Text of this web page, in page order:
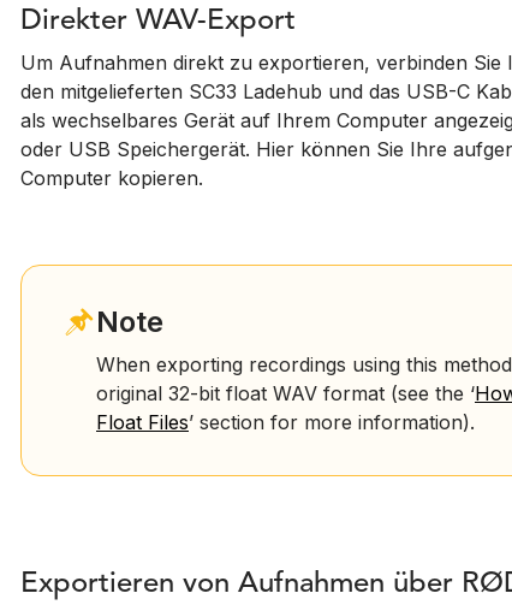
Direkter WAV-Export
Um Aufnahmen direkt zu exportieren, verbinden
den mitgelieferten SC33 Ladehub und das USB-C
als wechselbares Gerät auf Ihrem Computer
oder USB Speichergerät. Hier können Sie Ihre
Computer kopieren.
Note
When exporting recordings using this
original 32-bit float WAV format (see the ‘
Float Files’ section for more information).
Exportieren von Aufnahmen über